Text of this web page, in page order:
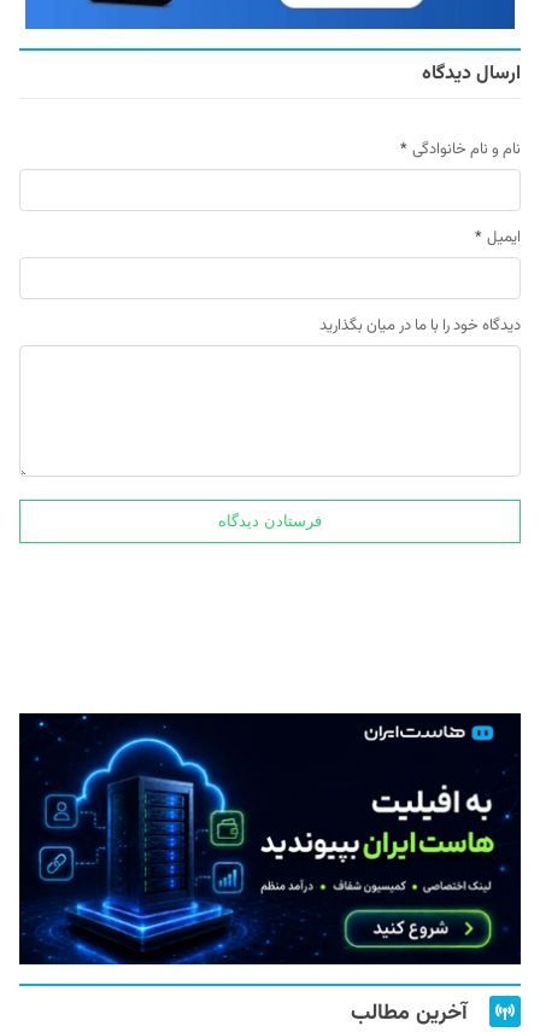
ارسال دیدگاه
نام و نام خانوادگی *
ایمیل *
دیدگاه خود را با ما در میان بگذارید
آخرین مطالب